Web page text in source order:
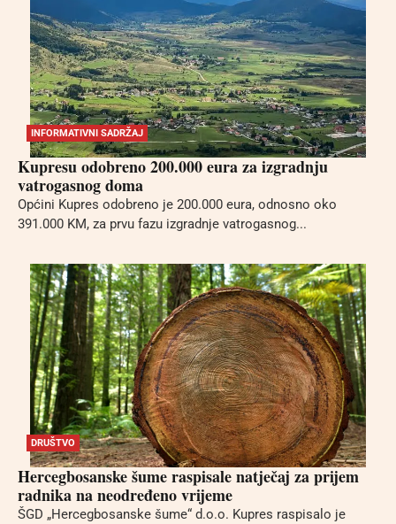
INFORMATIVNI SADRŽAJ
Kupresu odobreno 200.000 eura za izgradnju
vatrogasnog doma
Općini Kupres odobreno je 200.000 eura, odnosno oko
391.000 KM, za prvu fazu izgradnje vatrogasnog...
DRUŠTVO
Hercegbosanske šume raspisale natječaj za prijem
radnika na neodređeno vrijeme
ŠGD „Hercegbosanske šume“ d.o.o. Kupres raspisalo je